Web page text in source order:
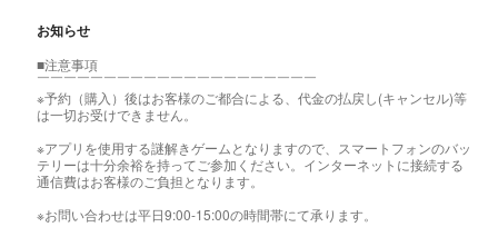
お知らせ
■注意事項
￣￣￣￣￣￣￣￣￣￣￣￣￣￣￣￣￣￣￣￣￣
※予約（購入）後はお客様のご都合による、代金の払戻し(キャンセル)等
は一切お受けできません。
※アプリを使用する謎解きゲームとなりますので、スマートフォンのバッ
テリーは十分余裕を持ってご参加ください。インターネットに接続する
通信費はお客様のご負担となります。
※お問い合わせは平日9:00-15:00の時間帯にて承ります。